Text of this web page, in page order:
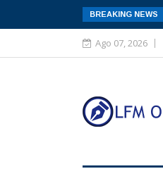
BREAKING NEWS
Ago 07, 2026